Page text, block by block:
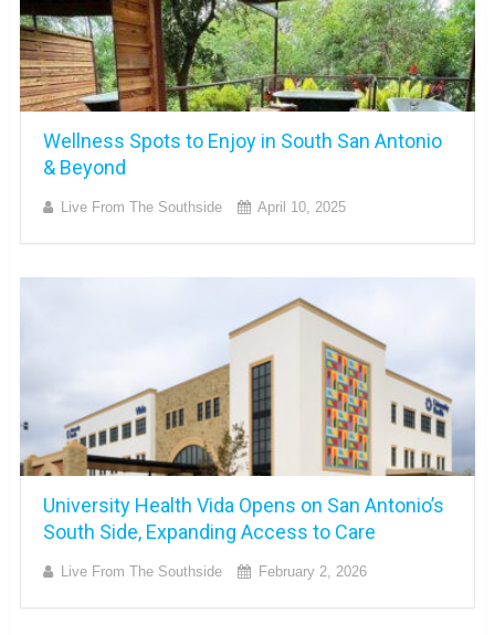
Wellness Spots to Enjoy in South San Antonio
& Beyond
Live From The Southside April 10, 2025
University Health Vida Opens on San Antonio’s
South Side, Expanding Access to Care
Live From The Southside February 2, 2026